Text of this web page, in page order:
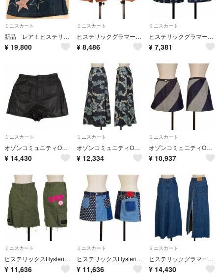
ミニスカート
新品 レア！ヒステリックグラマー デニムスタースカート
¥ 19,800
ミニスカート
ヒステリックグラマーHYSTERIC GLAMOUR マルチボーダーレイヤードニットショーツ 水色他Free
¥ 8,486
ミニスカート
ヒステリックグラマーHYSTERIC GLAMOUR ヘムプリーツプリントデニムミニスカート インディゴF
¥ 7,381
ミニスカート
オゾンコミュニティOZONE COMMUNITY ラムレザーキュロット 黒S位
¥ 14,430
ミニスカート
オゾンコミュニティOZONE COMMUNITY 抜染花柄デニムロングスカート 紺水色他S位
¥ 12,334
ミニスカート
オゾンコミュニティOZONE COMMUNITY バイアス切替デニムミニスカート 紺グレー他S位
¥ 10,937
ミニスカート
ヒステリックスHysterics プリントワッペンミリタリースカート オリーブ他S
¥ 11,636
ミニスカート
ヒステリックスHysterics クレイジーパターンスターデニムミニスカート 紺水色他S
¥ 11,636
ミニスカート
ヒステリックグラマーHYSTERIC GLAMOUR KINKY JEANS リメイクデニムスカート 青他FREE
¥ 14,430